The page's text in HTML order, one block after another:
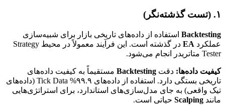
۱. (تست گذشته‌نگر)
Backtesting استفاده از داده‌های تاریخی بازار برای شبیه‌سازی
عملکرد EA
در گذشته است. این فرآیند معمولاً در محیط Strategy
Tester متاتریدر انجام می‌شود.
کیفیت داده‌ها: دقت Backtesting مستقیماً به کیفیت داده‌های
تاریخی بستگی دارد. استفاده از داده‌های ۹۹.۹% Tick Data (داده‌های
تیک واقعی) به جای مدل‌سازی‌های استاندارد، برای استراتژی‌هایی
مانند Scalping حیاتی است.